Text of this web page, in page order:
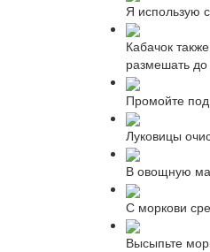
Я использую
Кабачок
размешать
Промойте
Луковицы
В овощную
С моркови
Высыпьте